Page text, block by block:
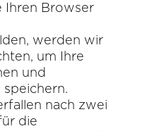
Ihren Browser
werden wir
um Ihre
und
nach zwei
die